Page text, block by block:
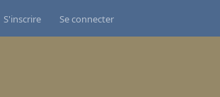
S'inscrire Se connecter